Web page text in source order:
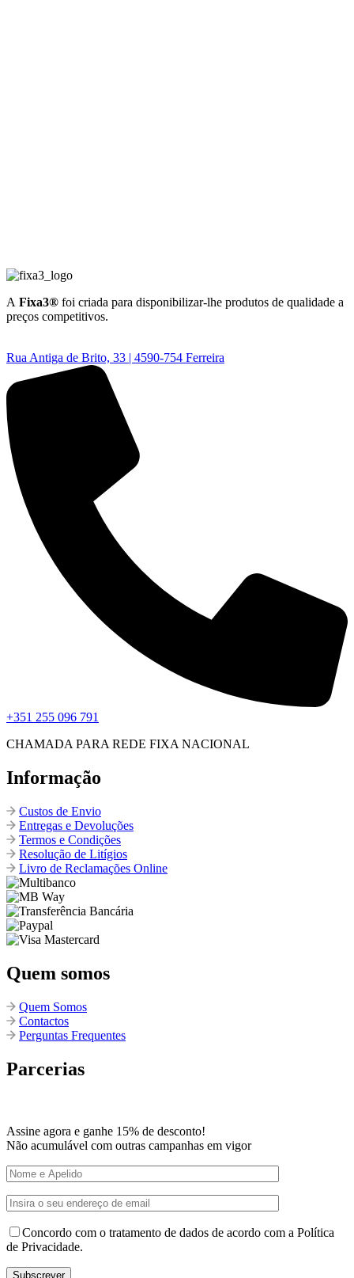
A Fixa3® foi criada para disponibilizar-lhe produtos de qualidade a
preços competitivos.
Rua Antiga de Brito, 33 | 4590-754 Ferreira
+351 255 096 791
CHAMADA PARA REDE FIXA NACIONAL
Informação
Custos de Envio
Entregas e Devoluções
Termos e Condições
Resolução de Litígios
Livro de Reclamações Online
Quem somos
Quem Somos
Contactos
Perguntas Frequentes
Parcerias
Assine agora e ganhe 15% de desconto!
Não acumulável com outras campanhas em vigor
Concordo com o tratamento de dados de acordo com a Política
de Privacidade.